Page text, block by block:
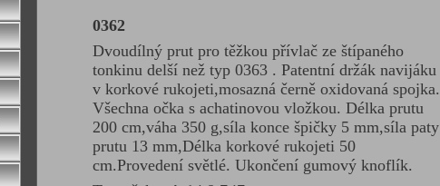
0362
Dvoudílný prut pro těžkou přívlač ze štípaného
tonkinu delší než typ 0363 . Patentní držák navijáku
v korkové rukojeti,mosazná černě oxidovaná spojka.
Všechna očka s achatinovou vložkou. Délka prutu
200 cm,váha 350 g,síla konce špičky 5 mm,síla paty
prutu 13 mm,Délka korkové rukojeti 50
cm.Provedení světlé. Ukončení gumový knoflík.